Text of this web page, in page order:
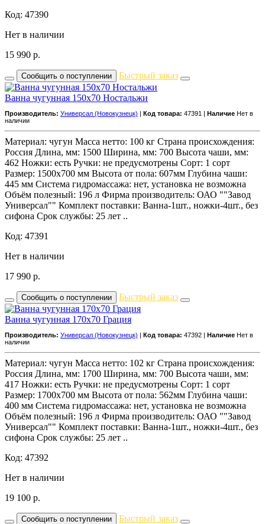
Код: 47390
Нет в наличии
15 990 р.
Сообщить о поступлении Быстрый заказ
Ванна чугунная 150x70 Ностальжи
Производитель: Универсал (Новокузнецк) | Код товара: 47391 | Наличие Нет в
наличии
Материал: чугун Масса нетто: 100 кг Страна происхождения:
Россия Длина, мм: 1500 Ширина, мм: 700 Высота чаши, мм:
462 Ножки: есть Ручки: не предусмотрены Сорт: 1 сорт
Размер: 1500х700 мм Высота от пола: 607мм Глубина чаши:
445 мм Система гидромассажа: нет, установка не возможна
Объём полезный: 196 л Фирма производитель: ОАО ""Завод
Универсал"" Комплект поставки: Ванна-1шт., ножки-4шт., без
сифона Срок службы: 25 лет ..
Код: 47391
Нет в наличии
17 990 р.
Сообщить о поступлении Быстрый заказ
Ванна чугунная 170x70 Грация
Производитель: Универсал (Новокузнецк) | Код товара: 47392 | Наличие Нет в
наличии
Материал: чугун Масса нетто: 102 кг Страна происхождения:
Россия Длина, мм: 1700 Ширина, мм: 700 Высота чаши, мм:
417 Ножки: есть Ручки: не предусмотрены Сорт: 1 сорт
Размер: 1700х700 мм Высота от пола: 562мм Глубина чаши:
400 мм Система гидромассажа: нет, установка не возможна
Объём полезный: 196 л Фирма производитель: ОАО ""Завод
Универсал"" Комплект поставки: Ванна-1шт., ножки-4шт., без
сифона Срок службы: 25 лет ..
Код: 47392
Нет в наличии
19 100 р.
Сообщить о поступлении
Быстрый заказ